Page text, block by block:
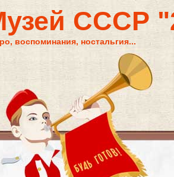
СССР
воспоминания, ностальгия...